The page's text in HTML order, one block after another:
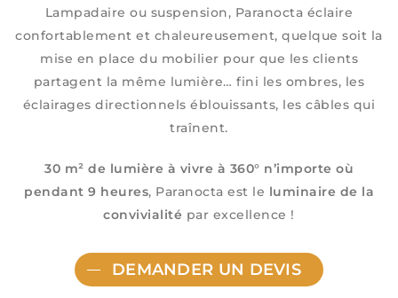
Lampadaire ou suspension, Paranocta éclaire
confortablement et chaleureusement, quelque soit la
mise en place du mobilier pour que les clients
partagent la même lumière… fini les ombres, les
éclairages directionnels éblouissants, les câbles qui
traînent.
30 m² de lumière à vivre à 360° n’importe où
pendant 9 heures, Paranocta est le luminaire de la
convivialité par excellence !
DEMANDER UN DEVIS